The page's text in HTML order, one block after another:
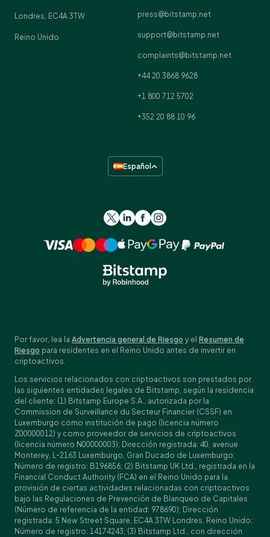
Londres, EC4A 3TW
Reino Unido
press@bitstamp.net
support@bitstamp.net
complaints@bitstamp.net
+44 20 3868 9628
+1 800 712 5702
+352 20 88 10 96
Español
Por favor, lea la Advertencia general de Riesgo y el Resumen de
Riesgo para residentes en el Reino Unido antes de invertir en
criptoactivos.
Los servicios relacionados con criptoactivos son prestados por
las siguientes entidades legales de Bitstamp, según la residencia
del cliente: (1) Bitstamp Europe S.A., autorizada por la
Commission de Surveillance du Secteur Financier (CSSF) en
Luxemburgo como institución de pago (licencia número
Z00000012) y como proveedor de servicios de criptoactivos
(licencia número N00000003); Dirección registrada: 40, avenue
Monterey, L-2163 Luxemburgo, Gran Ducado de Luxemburgo;
Número de registro: B196856; (2) Bitstamp UK Ltd., registrada en la
Financial Conduct Authority (FCA) en el Reino Unido para la
provisión de ciertas actividades relacionadas con criptoactivos
bajo las Regulaciones de Prevención de Blanqueo de Capitales
(Número de referencia de la entidad: 978690); Dirección
registrada: 5 New Street Square, EC4A 3TW Londres, Reino Unido;
Número de registro: 14174243; (3) Bitstamp Ltd., con dirección